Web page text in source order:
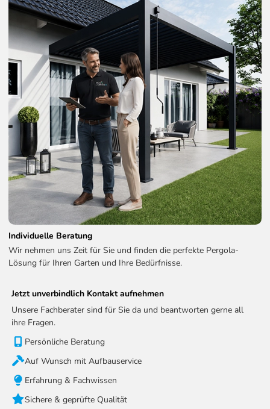
Individuelle Beratung
Wir nehmen uns Zeit für Sie und finden die perfekte Pergola-
Lösung für Ihren Garten und Ihre Bedürfnisse.
Jetzt unverbindlich Kontakt aufnehmen
Unsere Fachberater sind für Sie da und beantworten gerne all
ihre Fragen.
Persönliche Beratung
Auf Wunsch mit Aufbauservice
Erfahrung & Fachwissen
Sichere & geprüfte Qualität